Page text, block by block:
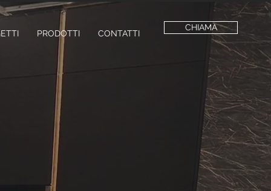
PRODOTTI CONTATTI
CHIAMA